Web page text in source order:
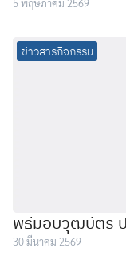
5 พฤษภาคม 2569
ข่าวสารกิจกรรม
พิธีมอบวุฒิบัตร
30 มีนาคม 2569